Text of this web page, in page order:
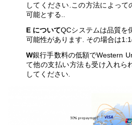
してください.この方法によっ
可能とする..
E についてQCシステムは品質を
可能性があります. その場合は
W銀行手数料の低額でWestern
て他の支払い方法も受け入れら
してください.